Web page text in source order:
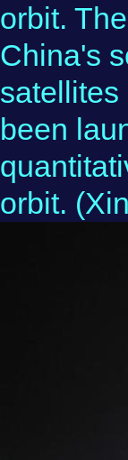
orbit.
China's
satellites
been
orbit.